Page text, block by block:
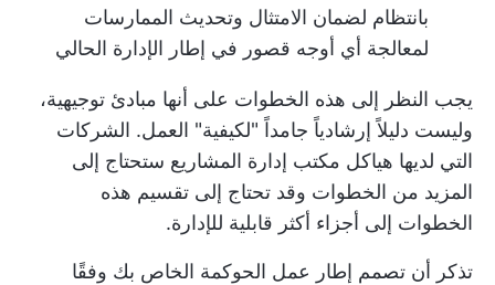
بانتظام لضمان الامتثال وتحديث الممارسات
لمعالجة أي أوجه قصور في إطار الإدارة الحالي
يجب النظر إلى هذه الخطوات على أنها مبادئ توجيهية،
وليست دليلاً إرشادياً جامداً "لكيفية" العمل. الشركات
التي لديها هياكل مكتب إدارة المشاريع ستحتاج إلى
المزيد من الخطوات وقد تحتاج إلى تقسيم هذه
الخطوات إلى أجزاء أكثر قابلية للإدارة.
تذكر أن تصمم إطار عمل الحوكمة الخاص بك وفقًا